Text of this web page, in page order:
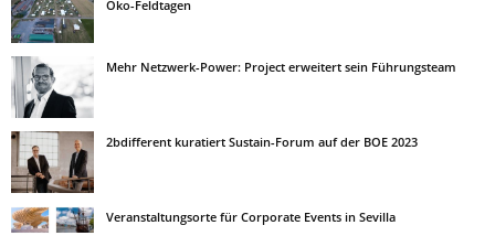
Öko-Feldtagen
Mehr Netzwerk-Power: Project erweitert sein Führungsteam
2bdifferent kuratiert Sustain-Forum auf der BOE 2023
Veranstaltungsorte für Corporate Events in Sevilla